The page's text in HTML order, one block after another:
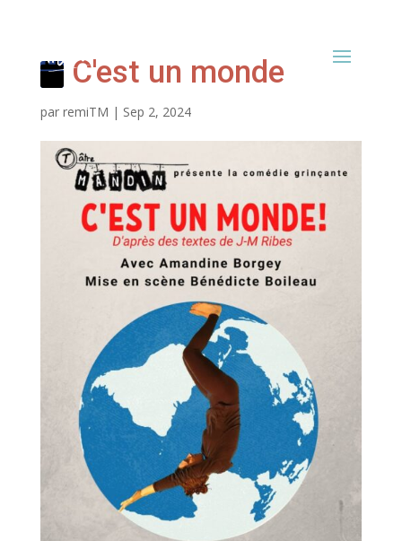
C'est un monde
par remiTM | Sep 2, 2024